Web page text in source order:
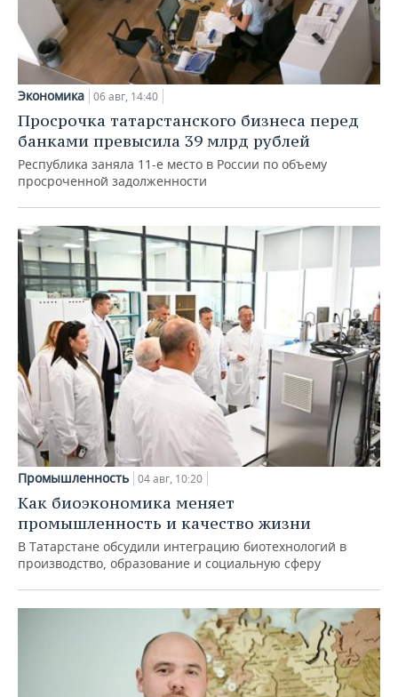
Экономика 06 авг, 14:40
Просрочка татарстанского бизнеса перед
банками превысила 39 млрд рублей
Республика заняла 11-е место в России по объему
просроченной задолженности
Промышленность 04 авг, 10:20
Как биоэкономика меняет
промышленность и качество жизни
В Татарстане обсудили интеграцию биотехнологий в
производство, образование и социальную сферу